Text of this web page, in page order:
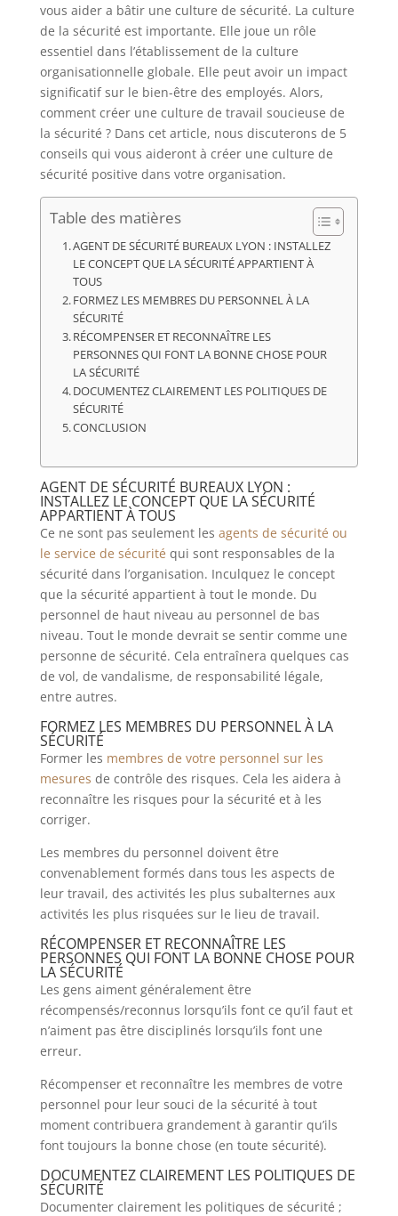
vous aider a bâtir une culture de sécurité. La culture
de la sécurité est importante. Elle joue un rôle
essentiel dans l’établissement de la culture
organisationnelle globale. Elle peut avoir un impact
significatif sur le bien-être des employés. Alors,
comment créer une culture de travail soucieuse de
la sécurité ? Dans cet article, nous discuterons de 5
conseils qui vous aideront à créer une culture de
sécurité positive dans votre organisation.
Table des matières
AGENT DE SÉCURITÉ BUREAUX LYON : INSTALLEZ
LE CONCEPT QUE LA SÉCURITÉ APPARTIENT À
TOUS
FORMEZ LES MEMBRES DU PERSONNEL À LA
SÉCURITÉ
RÉCOMPENSER ET RECONNAÎTRE LES
PERSONNES QUI FONT LA BONNE CHOSE POUR
LA SÉCURITÉ
DOCUMENTEZ CLAIREMENT LES POLITIQUES DE
SÉCURITÉ
CONCLUSION
AGENT DE SÉCURITÉ BUREAUX LYON :
INSTALLEZ LE CONCEPT QUE LA SÉCURITÉ
APPARTIENT À TOUS
Ce ne sont pas seulement les agents de sécurité ou
le service de sécurité qui sont responsables de la
sécurité dans l’organisation. Inculquez le concept
que la sécurité appartient à tout le monde. Du
personnel de haut niveau au personnel de bas
niveau. Tout le monde devrait se sentir comme une
personne de sécurité. Cela entraînera quelques cas
de vol, de vandalisme, de responsabilité légale,
entre autres.
FORMEZ LES MEMBRES DU PERSONNEL À LA
SÉCURITÉ
Former les membres de votre personnel sur les
mesures de contrôle des risques. Cela les aidera à
reconnaître les risques pour la sécurité et à les
corriger.
Les membres du personnel doivent être
convenablement formés dans tous les aspects de
leur travail, des activités les plus subalternes aux
activités les plus risquées sur le lieu de travail.
RÉCOMPENSER ET RECONNAÎTRE LES
PERSONNES QUI FONT LA BONNE CHOSE POUR
LA SÉCURITÉ
Les gens aiment généralement être
récompensés/reconnus lorsqu’ils font ce qu’il faut et
n’aiment pas être disciplinés lorsqu’ils font une
erreur.
Récompenser et reconnaître les membres de votre
personnel pour leur souci de la sécurité à tout
moment contribuera grandement à garantir qu’ils
font toujours la bonne chose (en toute sécurité).
DOCUMENTEZ CLAIREMENT LES POLITIQUES DE
SÉCURITÉ
Documenter clairement les politiques de sécurité ;